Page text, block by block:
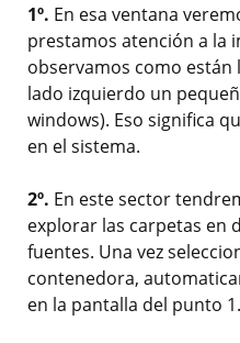
1º. En esa ventana
prestamos atención a la
observamos como están
lado izquierdo un
windows). Eso significa
en el sistema.
2º. En este sector
explorar las carpetas en
fuentes. Una vez
contenedora,
en la pantalla del punto 1.